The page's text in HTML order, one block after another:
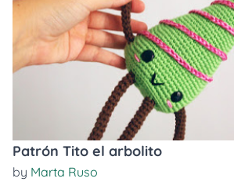
Patrón Tito el arbolito
by Marta Ruso